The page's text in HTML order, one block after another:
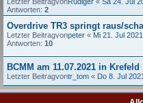
Antworten: 2
Overdrive TR3 springt raus/
Letzter Beitragvonpeter « Mi 21. Jul
Antworten: 10
BCMM am 11.07.2021 in Krefeld
Letzter Beitragvontr_tom « Do 8. Jul